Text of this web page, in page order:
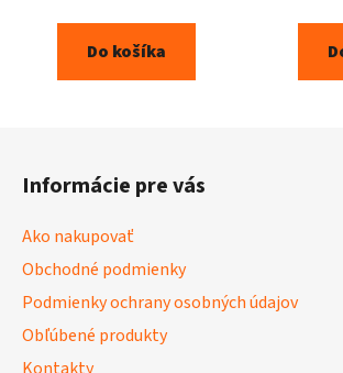
Do košíka
Informácie pre vás
Ako nakupovať
Obchodné podmienky
Podmienky ochrany osobných údajov
Obľúbené produkty